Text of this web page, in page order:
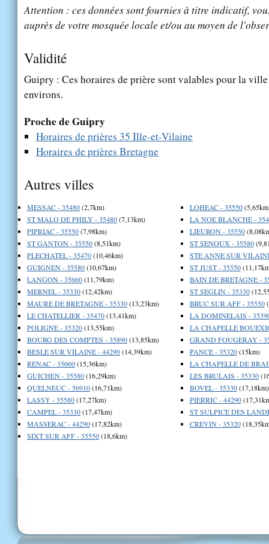
Attention : ces données sont fournies à titre indicatif,
auprès de votre mosquée locale et/ou au moyen de
Validité
Guipry : Ces horaires de prière sont valables pour la
environs.
Proche de Guipry
Horaires de prières 35 Ille-et-Vilaine
Horaires de prières Bretagne
Autres villes
MESSAC - 35480(2,7km)
ST MALO DE PHILY - 35480(7,13km)
PIPRIAC - 35550(7,98km)
ST GANTON - 35550(8,51km)
PLECHATEL - 35470(10,46km)
GUIGNEN - 35580(10,67km)
LANGON - 35660(11,79km)
MERNEL - 35330(12,42km)
MAURE DE BRETAGNE - 35330(13,23km)
LE CHATELLIER - 35470(13,41km)
POLIGNE - 35320(13,55km)
BOURG DES COMPTES - 35890(13,85km)
BESLE SUR VILAINE - 44290(14,39km)
RENAC - 35660(15,36km)
GUICHEN - 35580(16,29km)
QUELNEUC - 56910(16,71km)
LASSY - 35580(17,27km)
CAMPEL - 35330(17,47km)
MASSERAC - 44290(17,82km)
SIXT SUR AFF - 35550(18,6km)
LOHEAC - 35550
LA NOE BLANCHE -
LIEURON - 35550
ST SENOUX - 35580
STE ANNE SUR
ST JUST - 35550
BAIN DE BRETAGNE -
ST SEGLIN - 35330
BRUC SUR AFF - 35550
LA DOMINELAIS -
LA CHAPELLE
GRAND FOUGERAY -
PANCE - 35320(15km)
LA CHAPELLE DE
LES BRULAIS - 35330
BOVEL - 35330(17,18km)
PIERRIC - 44290
ST SULPICE DES
CREVIN - 35320